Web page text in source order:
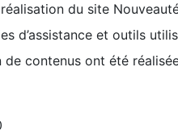
du site
d’assistance et outils
contenus ont été